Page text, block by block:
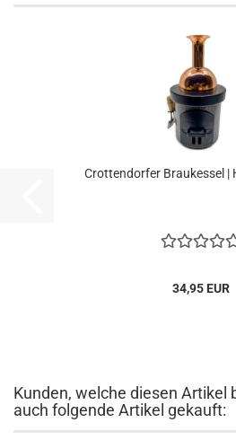
Crottendorfer Braukessel |
34,95 EUR
Kunden, welche diesen Artikel
auch folgende Artikel gekauft: